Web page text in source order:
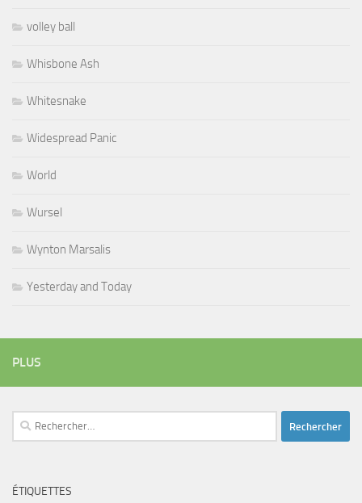
volley ball
Whisbone Ash
Whitesnake
Widespread Panic
World
Wursel
Wynton Marsalis
Yesterday and Today
PLUS
Rechercher :
ÉTIQUETTES